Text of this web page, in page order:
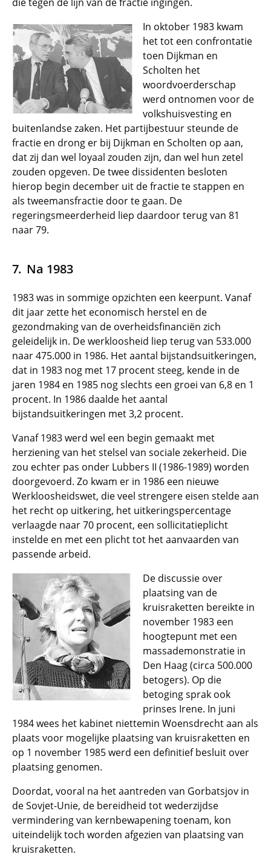
In oktober 1983 kwam
het tot een confrontatie
toen Dijkman en
Scholten het
woordvoerderschap
werd ontnomen voor de
volkshuisvesting en
buitenlandse zaken. Het partijbestuur steunde de
fractie en drong er bij Dijkman en Scholten op aan,
dat zij dan wel loyaal zouden zijn, dan wel hun zetel
zouden opgeven. De twee dissidenten besloten
hierop begin december uit de fractie te stappen en
als tweemansfractie door te gaan. De
regeringsmeerderheid liep daardoor terug van 81
naar 79.
Na 1983
1983 was in sommige opzichten een keerpunt. Vanaf
dit jaar zette het economisch herstel en de
gezondmaking van de overheidsfinanciën zich
geleidelijk in. De werkloosheid liep terug van 533.000
naar 475.000 in 1986. Het aantal bijstandsuitkeringen,
dat in 1983 nog met 17 procent steeg, kende in de
jaren 1984 en 1985 nog slechts een groei van 6,8 en 1
procent. In 1986 daalde het aantal
bijstandsuitkeringen met 3,2 procent.
Vanaf 1983 werd wel een begin gemaakt met
herziening van het stelsel van sociale zekerheid. Die
zou echter pas onder Lubbers II (1986-1989) worden
doorgevoerd. Zo kwam er in 1986 een nieuwe
Werkloosheidswet, die veel strengere eisen stelde aan
het recht op uitkering, het uitkeringspercentage
verlaagde naar 70 procent, een sollicitatieplicht
instelde en met een plicht tot het aanvaarden van
passende arbeid.
De discussie over
plaatsing van de
kruisraketten bereikte in
november 1983 een
hoogtepunt met een
massademonstratie in
Den Haag (circa 500.000
betogers). Op die
betoging sprak ook
prinses Irene. In juni
1984 wees het kabinet niettemin Woensdrecht aan als
plaats voor mogelijke plaatsing van kruisraketten en
op 1 november 1985 werd een definitief besluit over
plaatsing genomen.
Doordat, vooral na het aantreden van Gorbatsjov in
de Sovjet-Unie, de bereidheid tot wederzijdse
vermindering van kernbewapening toenam, kon
uiteindelijk toch worden afgezien van plaatsing van
kruisraketten.